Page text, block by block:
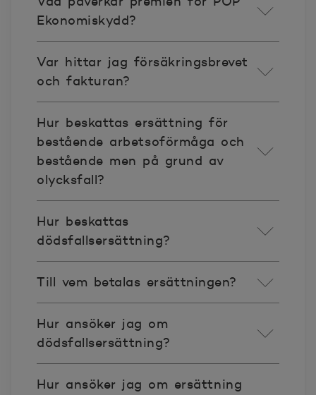
Ekonomiskydd?
Var hittar jag försäkringsbrevet
och fakturan?
Hur beskattas ersättning för
bestående arbetsoförmåga och
bestående men på grund av
olycksfall?
Hur beskattas
dödsfallsersättning?
Till vem betalas ersättningen?
Hur ansöker jag om
dödsfallsersättning?
Hur ansöker jag om ersättning